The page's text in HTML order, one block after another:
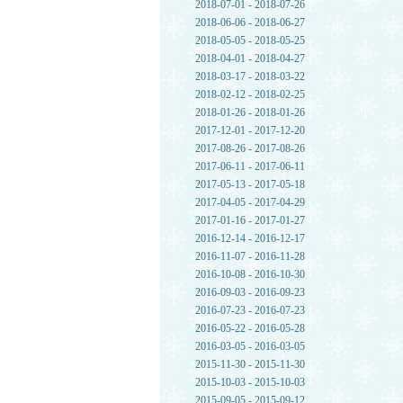
2018-07-01 - 2018-07-26
2018-06-06 - 2018-06-27
2018-05-05 - 2018-05-25
2018-04-01 - 2018-04-27
2018-03-17 - 2018-03-22
2018-02-12 - 2018-02-25
2018-01-26 - 2018-01-26
2017-12-01 - 2017-12-20
2017-08-26 - 2017-08-26
2017-06-11 - 2017-06-11
2017-05-13 - 2017-05-18
2017-04-05 - 2017-04-29
2017-01-16 - 2017-01-27
2016-12-14 - 2016-12-17
2016-11-07 - 2016-11-28
2016-10-08 - 2016-10-30
2016-09-03 - 2016-09-23
2016-07-23 - 2016-07-23
2016-05-22 - 2016-05-28
2016-03-05 - 2016-03-05
2015-11-30 - 2015-11-30
2015-10-03 - 2015-10-03
2015-09-05 - 2015-09-12